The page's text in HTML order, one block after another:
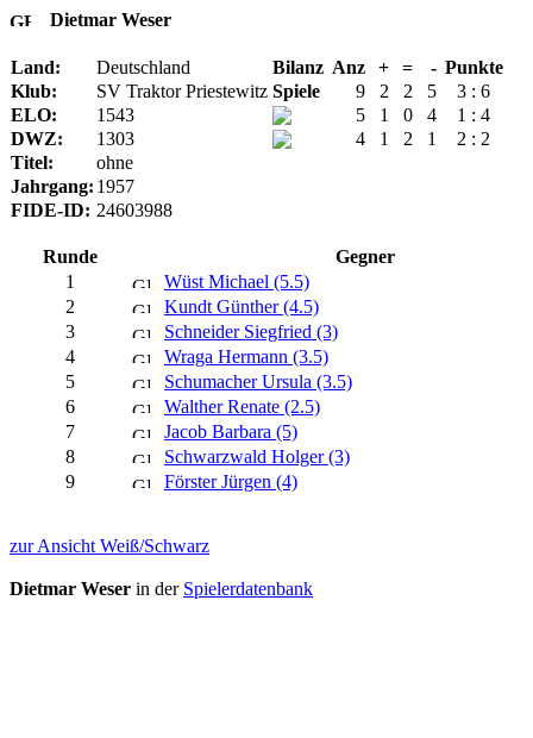
Dietmar Weser
Land: Deutschland Bilanz Anz + = - Punkte
Klub:
SV Traktor Priestewitz Spiele 9 2 2 5
3 : 6
ELO:
1543 5 1 0 4
1 : 4
DWZ:
1303 4 1 2 1
2 : 2
Titel:
ohne
Jahrgang: 1957
FIDE-ID: 24603988
Runde
Gegner
1
Wüst Michael (5.5)
2
Kundt Günther (4.5)
3
Schneider Siegfried (3)
4
Wraga Hermann (3.5)
5
Schumacher Ursula (3.5)
6
Walther Renate (2.5)
7
Jacob Barbara (5)
8
Schwarzwald Holger (3)
9
Förster Jürgen (4)
zur Ansicht Weiß/Schwarz
Dietmar Weser in der Spielerdatenbank